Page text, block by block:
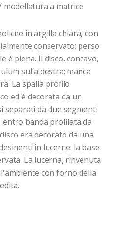
modellatura a matrice
in argilla chiara, con
conservato; perso
è piena. Il disco, concavo,
sulla destra; manca
La spalla profilo
ed è decorata da un
separati da due segmenti
entro banda profilata da
era decorato da una
in lucerne: la base
La lucerna, rinvenuta
con forno della